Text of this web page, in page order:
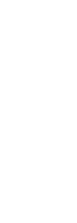
ださい。
されるも
承くださ
販売店・
願いしま
登録され
同利用者
了承くだ
以下、
タル酸ジブチ
ません。
対応品が
12日よ
、
、
年数を意
段を講じ
の製造装
します。
引きをい
制御